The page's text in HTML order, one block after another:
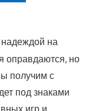
на
оправдаются, но
получим с
под знаками
игр и